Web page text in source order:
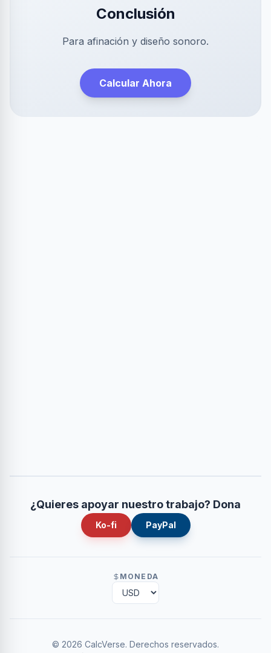
Conclusión
Para afinación y diseño sonoro.
Calcular Ahora
¿Quieres apoyar nuestro trabajo? Dona
Ko-fi PayPal
MONEDA
© 2026 CalcVerse. Derechos reservados.